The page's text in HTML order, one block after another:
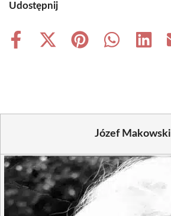
Udostępnij
Share
Share
Share
Share
Share
Józef Makowski